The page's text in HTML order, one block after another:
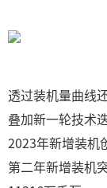
透过装机量曲线
叠加新一轮技术
2023年新增装机
第二年新增装机